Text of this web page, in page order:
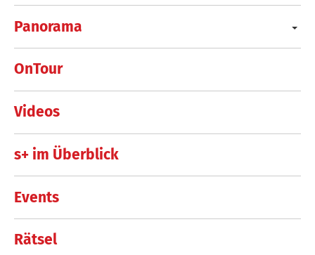
Panorama
OnTour
Videos
s+ im Überblick
Events
Rätsel